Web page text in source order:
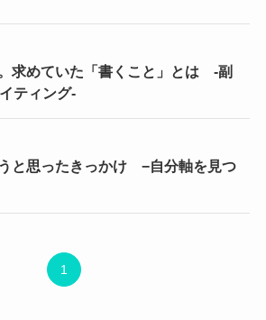
求めていた「書くこと」とは -副
ティング-
と思ったきっかけ −自分軸を見つ
1